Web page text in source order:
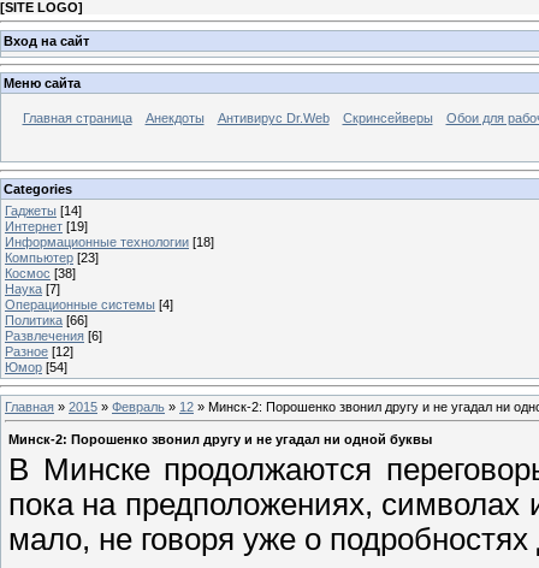
[SITE LOGO]
Вход на сайт
Меню сайта
Главная страница Анекдоты Антивирус Dr.Web Скринсейверы Обои для
Categories
Гаджеты [14]
Интернет [19]
Информационные технологии [18]
Компьютер [23]
Космос [38]
Наука [7]
Операционные системы [4]
Политика [66]
Развлечения [6]
Разное [12]
Юмор [54]
Главная » 2015 » Февраль » 12 » Минск-2: Порошенко звонил другу и не угадал ни
Минск-2: Порошенко звонил другу и не угадал ни одной буквы
В Минске продолжаются
пока на предположениях,
мало, не говоря уже о подробностях